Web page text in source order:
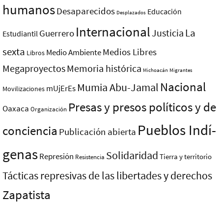
humanosDesaparecidos Desplazados Educación
Estudiantil Guerrero InternacionalJusticia La
sexta Libros Medio AmbienteMedios Libres
MegaproyectosMemoria histórica Michoacán Migrantes
Movilizaciones mUjErEs Mumia Abu-Jamal Nacional
Oaxaca Organización Presas y presos polí­ticos y de
conciencia Publicación abierta Pueblos Indí­
genasRepresión Resistencia Solidaridad Tierra y territorio
Tácticas represivas de las libertades y derechos
Zapatista